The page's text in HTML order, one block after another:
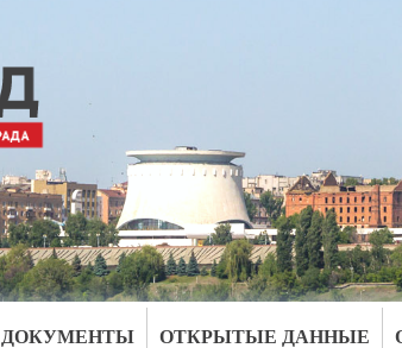
ДОКУМЕНТЫ ОТКРЫТЫЕ ДАННЫЕ